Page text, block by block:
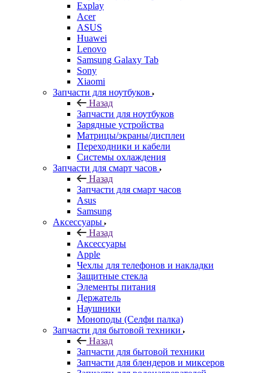
Explay
Acer
ASUS
Huawei
Lenovo
Samsung Galaxy Tab
Sony
Xiaomi
Запчасти для ноутбуков
Назад
Запчасти для ноутбуков
Зарядные устройства
Матрицы/экраны/дисплеи
Переходники и кабели
Системы охлаждения
Запчасти для смарт часов
Назад
Запчасти для смарт часов
Asus
Samsung
Аксессуары
Назад
Аксессуары
Apple
Чехлы для телефонов и накладки
Защитные стекла
Элементы питания
Держатель
Наушники
Моноподы (Селфи палка)
Запчасти для бытовой техники
Назад
Запчасти для бытовой техники
Запчасти для блендеров и миксеров
Запчасти для водонагревателей